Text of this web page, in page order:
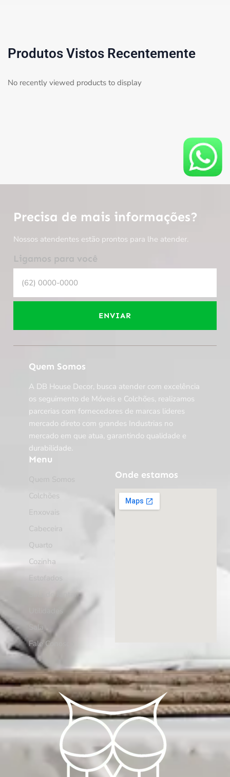
Produtos Vistos Recentemente
No recently viewed products to display
Precisa de mais informações?
Nossos atendentes estão prontos para lhe atender.
Ligamos para você
ENVIAR
Quem Somos
A DB House Decor, busca atender com excelência
os seguimento de Móveis e Colchões, realizamos
parcerias com fornecedores de marcas lideres
mercado direto com grandes Industrias no
mercado em que atua, garantindo qualidade e
durabilidade.
Menu
Colchões
Enxovais
Cabeceira
Quarto
Cozinha
Estofados
Sala de Jantar
Utilidades
Sala
Fale Conosco
Onde estamos